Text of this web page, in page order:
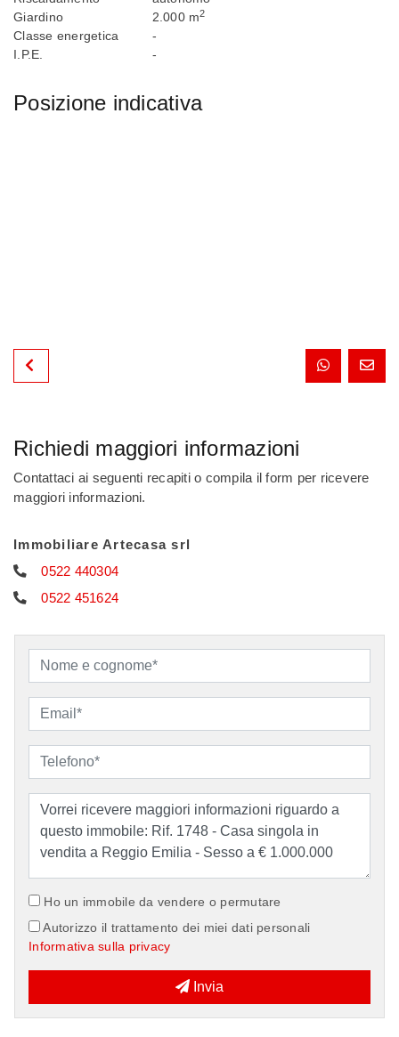
Giardino
2.000 m2
Classe energetica
-
I.P.E.
-
Posizione indicativa
Richiedi maggiori informazioni
Contattaci ai seguenti recapiti o compila il form per ricevere
maggiori informazioni.
Immobiliare Artecasa srl
0522 440304
0522 451624
Ho un immobile da vendere o permutare
Autorizzo il trattamento dei miei dati personali
Informativa sulla privacy
Invia